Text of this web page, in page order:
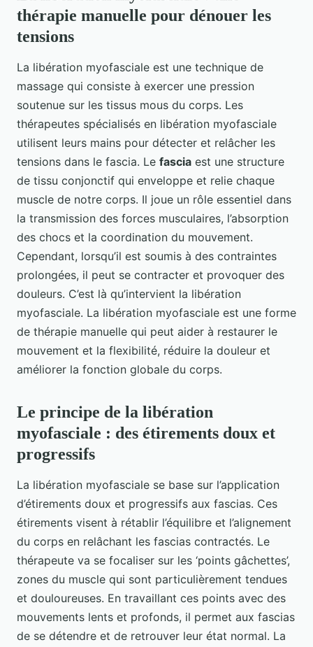
thérapie manuelle pour dénouer les
tensions
La libération myofasciale est une technique de
massage qui consiste à exercer une pression
soutenue sur les tissus mous du corps. Les
thérapeutes spécialisés en libération myofasciale
utilisent leurs mains pour détecter et relâcher les
tensions dans le fascia. Le fascia est une structure
de tissu conjonctif qui enveloppe et relie chaque
muscle de notre corps. Il joue un rôle essentiel dans
la transmission des forces musculaires, l’absorption
des chocs et la coordination du mouvement.
Cependant, lorsqu’il est soumis à des contraintes
prolongées, il peut se contracter et provoquer des
douleurs. C’est là qu’intervient la libération
myofasciale. La libération myofasciale est une forme
de thérapie manuelle qui peut aider à restaurer le
mouvement et la flexibilité, réduire la douleur et
améliorer la fonction globale du corps.
Le principe de la libération
myofasciale : des étirements doux et
progressifs
La libération myofasciale se base sur l’application
d’étirements doux et progressifs aux fascias. Ces
étirements visent à rétablir l’équilibre et l’alignement
du corps en relâchant les fascias contractés. Le
thérapeute va se focaliser sur les ‘points gâchettes’,
zones du muscle qui sont particulièrement tendues
et douloureuses. En travaillant ces points avec des
mouvements lents et profonds, il permet aux fascias
de se détendre et de retrouver leur état normal. La